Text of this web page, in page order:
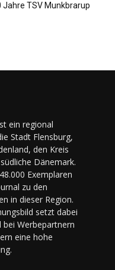
Jahre TSV Munkbrarup
ein regional
Stadt Flensburg,
den Kreis
Dänemark.
Exemplaren
zu den
in dieser Region.
setzt dabei
Werbepartnern
eine hohe